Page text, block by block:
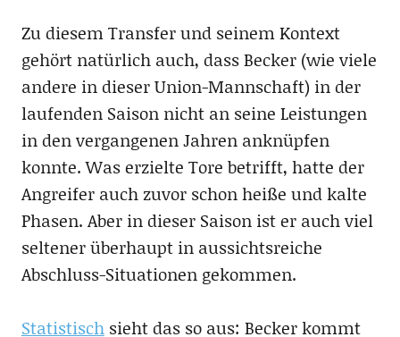
Zu diesem Transfer und seinem Kontext
gehört natürlich auch, dass Becker (wie viele
andere in dieser Union-Mannschaft) in der
laufenden Saison nicht an seine Leistungen
in den vergangenen Jahren anknüpfen
konnte. Was erzielte Tore betrifft, hatte der
Angreifer auch zuvor schon heiße und kalte
Phasen. Aber in dieser Saison ist er auch viel
seltener überhaupt in aussichtsreiche
Abschluss-Situationen gekommen.
Statistischsieht das so aus: Becker kommt